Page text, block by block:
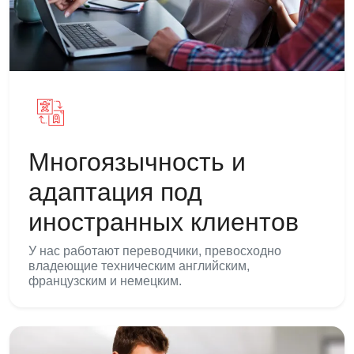
Многоязычность и
адаптация под
иностранных клиентов
У нас работают переводчики, превосходно
владеющие техническим английским,
французским и немецким.